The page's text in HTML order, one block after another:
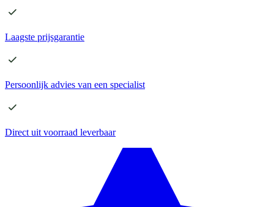
Laagste prijsgarantie
Persoonlijk advies van een specialist
Direct uit voorraad leverbaar